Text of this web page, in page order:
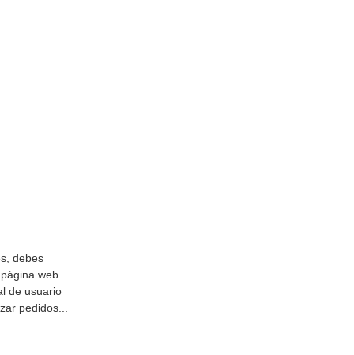
debes
web.
de usuario
pedidos...